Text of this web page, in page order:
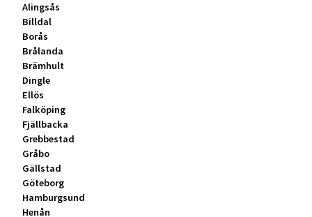
Alingsås
Billdal
Borås
Brålanda
Brämhult
Dingle
Ellös
Falköping
Fjällbacka
Grebbestad
Gråbo
Gällstad
Göteborg
Hamburgsund
Henån